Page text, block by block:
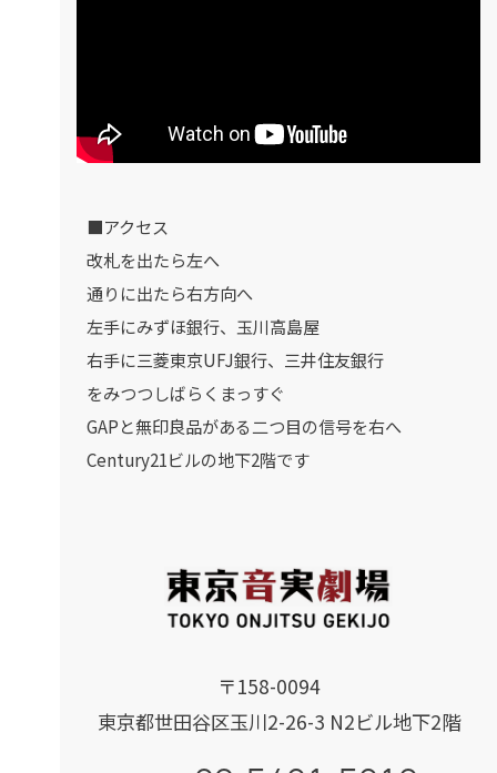
〒158-0094
東京都世田谷区玉川2-26-3 N2ビル地下2階
■アクセス
改札を出たら左へ
通りに出たら右方向へ
左手にみずほ銀行、玉川高島屋
右手に三菱東京UFJ銀行、三井住友銀行
をみつつしばらくまっすぐ
GAPと無印良品がある二つ目の信号を右へ
Century21ビルの地下2階です